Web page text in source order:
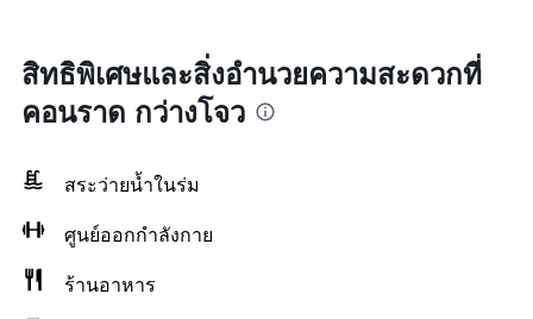
สิทธิพิเศษและสิ่งอำนวยความสะดวกที่
คอนราด กว่างโจว
สระว่ายน้ำในร่ม
ศูนย์ออกกำลังกาย
ร้านอาหาร